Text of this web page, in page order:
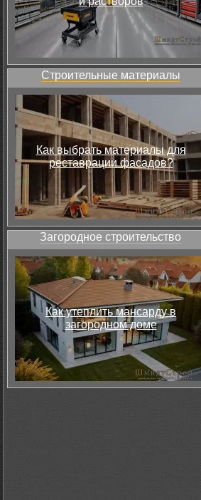
Строительные материалы
Как выбрать материалы для
реставрации фасадов?
Загородное строительство
Как утеплить мансарду в
загородном доме